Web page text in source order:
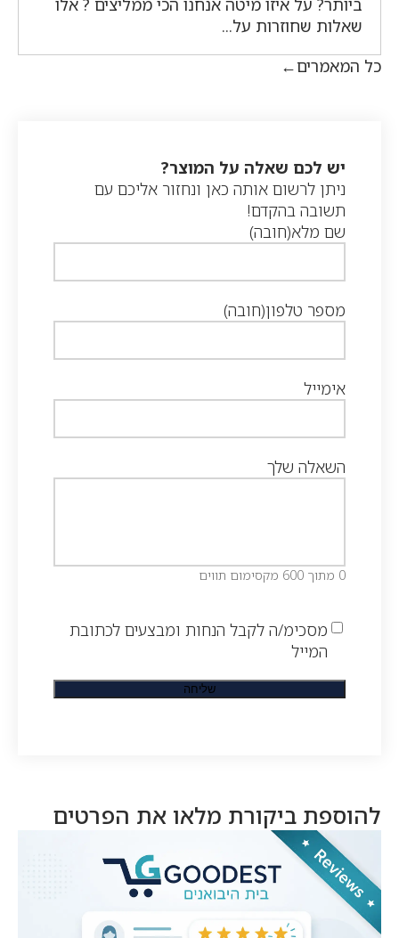
ביותר? על איזו מיטה אנחנו הכי ממליצים ? אלו
שאלות שחוזרות על...
כל המאמרים
יש לכם שאלה על המוצר?
ניתן לרשום אותה כאן ונחזור אליכם עם
תשובה בהקדם!
שם מלא(חובה)
מספר טלפון(חובה)
אימייל
השאלה שלך
0 מתוך 600 מקסימום תווים
מסכימ/ה לקבל הנחות ומבצעים לכתובת
המייל
להוספת ביקורת מלאו את הפרטים